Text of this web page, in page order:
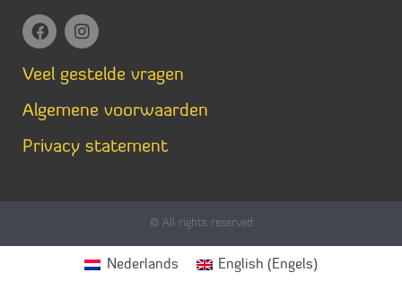
Veel gestelde vragen
Algemene voorwaarden
Privacy statement
© All rights reserved
Nederlands English (Engels)